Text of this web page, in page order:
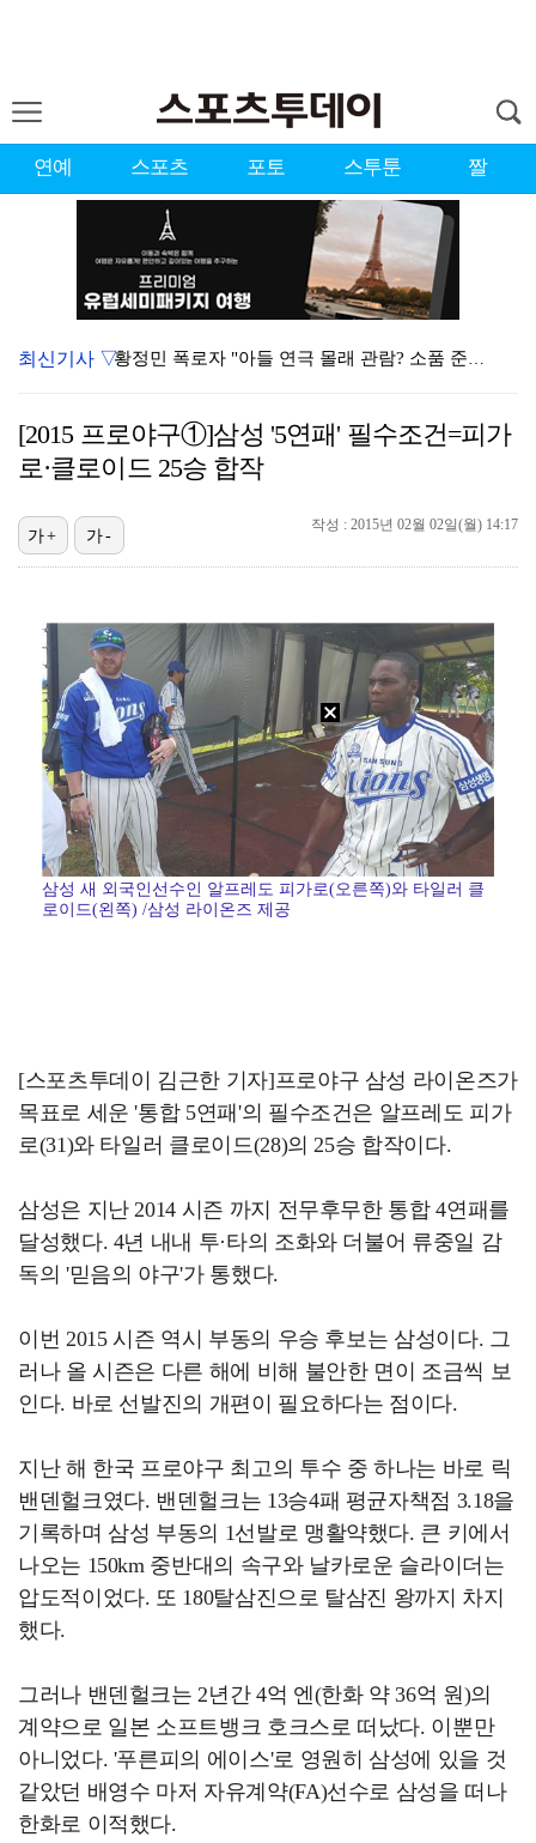
연예 스포츠 포토 스투툰 짤
황정민 폭로자 "아들 연극 몰래 관람? 소품 준비 돕고…
10주년인데 40명뿐?…블랙핑크 행사 공지에 팬심 폭발…
박지훈, 9월 잠실실내체육관서 앙코르 콘서트 개최
"기분 맞춰주려고" 축구협회, 외국인 심판 성접대 의혹…
'나솔' 24기 옥순, 출연료 미지급 폭로 "1년 넘게…
'폭염 영향' 프로야구, 9일까지 리그 중단 결정…11…
대한축구협회, 외국인 심판 7차례 성접대 의혹…이 기간…
최신기사 ▽
[2015 프로야구①]삼성 '5연패' 필수조건=피가
로·클로이드 25승 합작
작성 : 2015년 02월 02일(월) 14:17
가+ 가-
삼성 새 외국인선수인 알프레도 피가로(오른쪽)와 타일러 클
로이드(왼쪽) /삼성 라이온즈 제공
[스포츠투데이 김근한 기자]프로야구 삼성 라이온즈가
목표로 세운 '통합 5연패'의 필수조건은 알프레도 피가
로(31)와 타일러 클로이드(28)의 25승 합작이다.
삼성은 지난 2014 시즌 까지 전무후무한 통합 4연패를
달성했다. 4년 내내 투·타의 조화와 더불어 류중일 감
독의 '믿음의 야구'가 통했다.
이번 2015 시즌 역시 부동의 우승 후보는 삼성이다. 그
러나 올 시즌은 다른 해에 비해 불안한 면이 조금씩 보
인다. 바로 선발진의 개편이 필요하다는 점이다.
지난 해 한국 프로야구 최고의 투수 중 하나는 바로 릭
밴덴헐크였다. 밴덴헐크는 13승4패 평균자책점 3.18을
기록하며 삼성 부동의 1선발로 맹활약했다. 큰 키에서
나오는 150km 중반대의 속구와 날카로운 슬라이더는
압도적이었다. 또 180탈삼진으로 탈삼진 왕까지 차지
했다.
그러나 밴덴헐크는 2년간 4억 엔(한화 약 36억 원)의
계약으로 일본 소프트뱅크 호크스로 떠났다. 이뿐만
아니었다. '푸른피의 에이스'로 영원히 삼성에 있을 것
같았던 배영수 마저 자유계약(FA)선수로 삼성을 떠나
한화로 이적했다.